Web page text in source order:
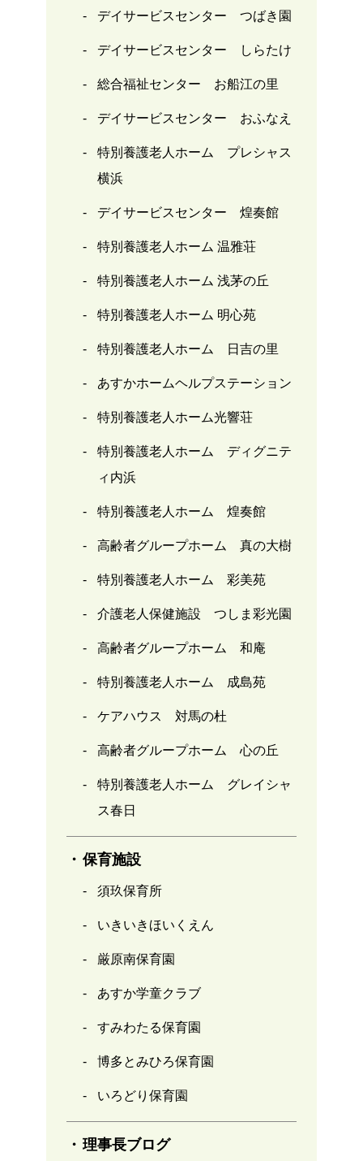
デイサービスセンター つばき園
デイサービスセンター しらたけ
総合福祉センター お船江の里
デイサービスセンター おふなえ
特別養護老人ホーム プレシャス
横浜
デイサービスセンター 煌奏館
特別養護老人ホーム 温雅荘
特別養護老人ホーム 浅茅の丘
特別養護老人ホーム 明心苑
特別養護老人ホーム 日吉の里
あすかホームヘルプステーション
特別養護老人ホーム光響荘
特別養護老人ホーム ディグニテ
ィ内浜
特別養護老人ホーム 煌奏館
高齢者グループホーム 真の大樹
特別養護老人ホーム 彩美苑
介護老人保健施設 つしま彩光園
高齢者グループホーム 和庵
特別養護老人ホーム 成島苑
ケアハウス 対馬の杜
高齢者グループホーム 心の丘
特別養護老人ホーム グレイシャ
ス春日
保育施設
須玖保育所
いきいきほいくえん
厳原南保育園
あすか学童クラブ
すみわたる保育園
博多とみひろ保育園
いろどり保育園
理事長ブログ